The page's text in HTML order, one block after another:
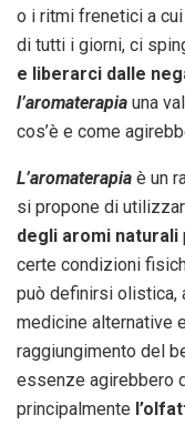
o i ritmi frenetici a
di tutti i giorni, ci
e liberarci dalle
l’aromaterapia una
cos’è e come
L’aromaterapia è un
si propone di
degli aromi naturali
certe condizioni
può definirsi olistica,
medicine alternative
raggiungimento del
essenze agirebbero
principalmente